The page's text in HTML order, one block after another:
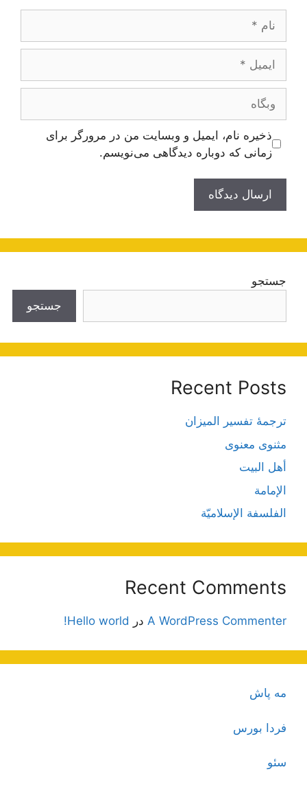
وبگاه
ذخیره نام، ایمیل و وبسایت من در مرورگر برای
زمانی که دوباره دیدگاهی می‌نویسم.
جستجو
جستجو
Recent Posts
ترجمۀ تفسیر المیزان
مثنوی معنوی
أهل البيت
الإمامة
الفلسفة الإسلاميّة
Recent Comments
A WordPress Commenter در Hello world!
مه پاش
فردا بورس
سئو